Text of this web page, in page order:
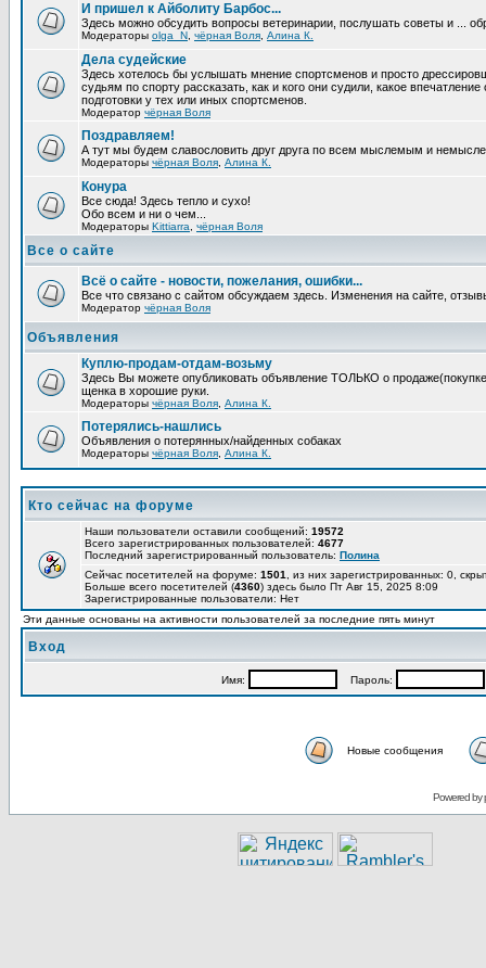
И пришел к Айболиту Барбос...
Здесь можно обсудить вопросы ветеринарии, послушать советы и ...
Модераторы olga_N чёрная Воля Алина К.
Дела судейские
Здесь хотелось бы услышать мнение спортсменов и просто
судьям по спорту рассказать, как и кого они судили, какое
подготовки у тех или иных спортсменов.
Модератор чёрная Воля
Поздравляем!
А тут мы будем славословить друг друга по всем мыслемым и
Модераторы чёрная Воля Алина К.
Конура
Все сюда! Здесь тепло и сухо!
Обо всем и ни о чем...
Модераторы Kittiarra чёрная Воля
Все о сайте
Всё о сайте - новости, пожелания, ошибки...
Все что связано с сайтом обсуждаем здесь. Изменения на сайте,
Модератор чёрная Воля
Объявления
Куплю-продам-отдам-возьму
Здесь Вы можете опубликовать объявление ТОЛЬКО о
щенка в хорошие руки.
Модераторы чёрная Воля Алина К.
Потерялись-нашлись
Объявления о потерянных/найденных собаках
Модераторы чёрная Воля Алина К.
Кто сейчас на форуме
Наши пользователи оставили сообщений: 19572
Всего зарегистрированных пользователей: 4677
Последний зарегистрированный пользователь: Полина
Сейчас посетителей на форуме: 1501
, из них зарегистрированных: 0,
Больше всего посетителей (4360) здесь было Пт Авг 15, 2025 8:09
Зарегистрированные пользователи: Нет
Эти данные основаны на активности пользователей за последние пять минут
Вход
Имя: Пароль:
Новые сообщения
Powered by